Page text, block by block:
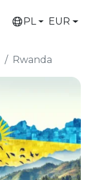
PL EUR
Rwanda